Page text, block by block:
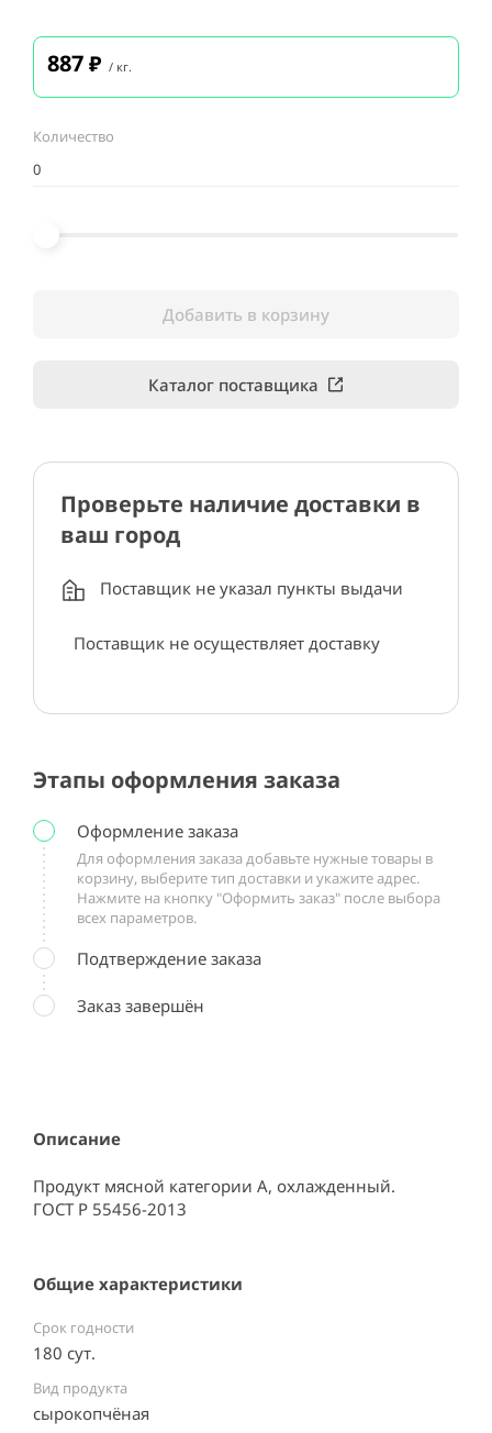
Описание
Продукт мясной категории А, охлажденный.
ГОСТ Р 55456-2013
Общие характеристики
Срок годности
180 сут.
Вид продукта
сырокопчёная
887₽ / кг.
Количество
Добавить в корзину
Каталог поставщика
Проверьте наличие доставки в
ваш город
Поставщик не указал пункты выдачи
Поставщик не осуществляет доставку
Этапы оформления заказа
Оформление заказа
Для оформления заказа добавьте нужные товары в
корзину, выберите тип доставки и укажите адрес.
Нажмите на кнопку "Оформить заказ" после выбора
всех параметров.
Подтверждение заказа
Заказ завершён